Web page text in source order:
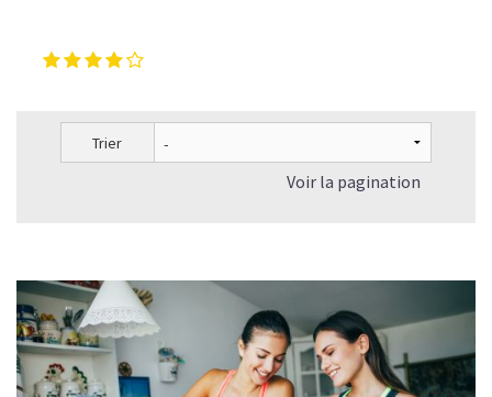
Trier
Voir la pagination